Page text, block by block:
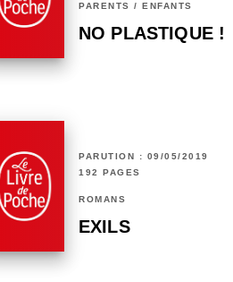
PARENTS / ENFANTS
NO PLASTIQUE !
PARUTION : 09/05/2019
192 PAGES
ROMANS
EXILS